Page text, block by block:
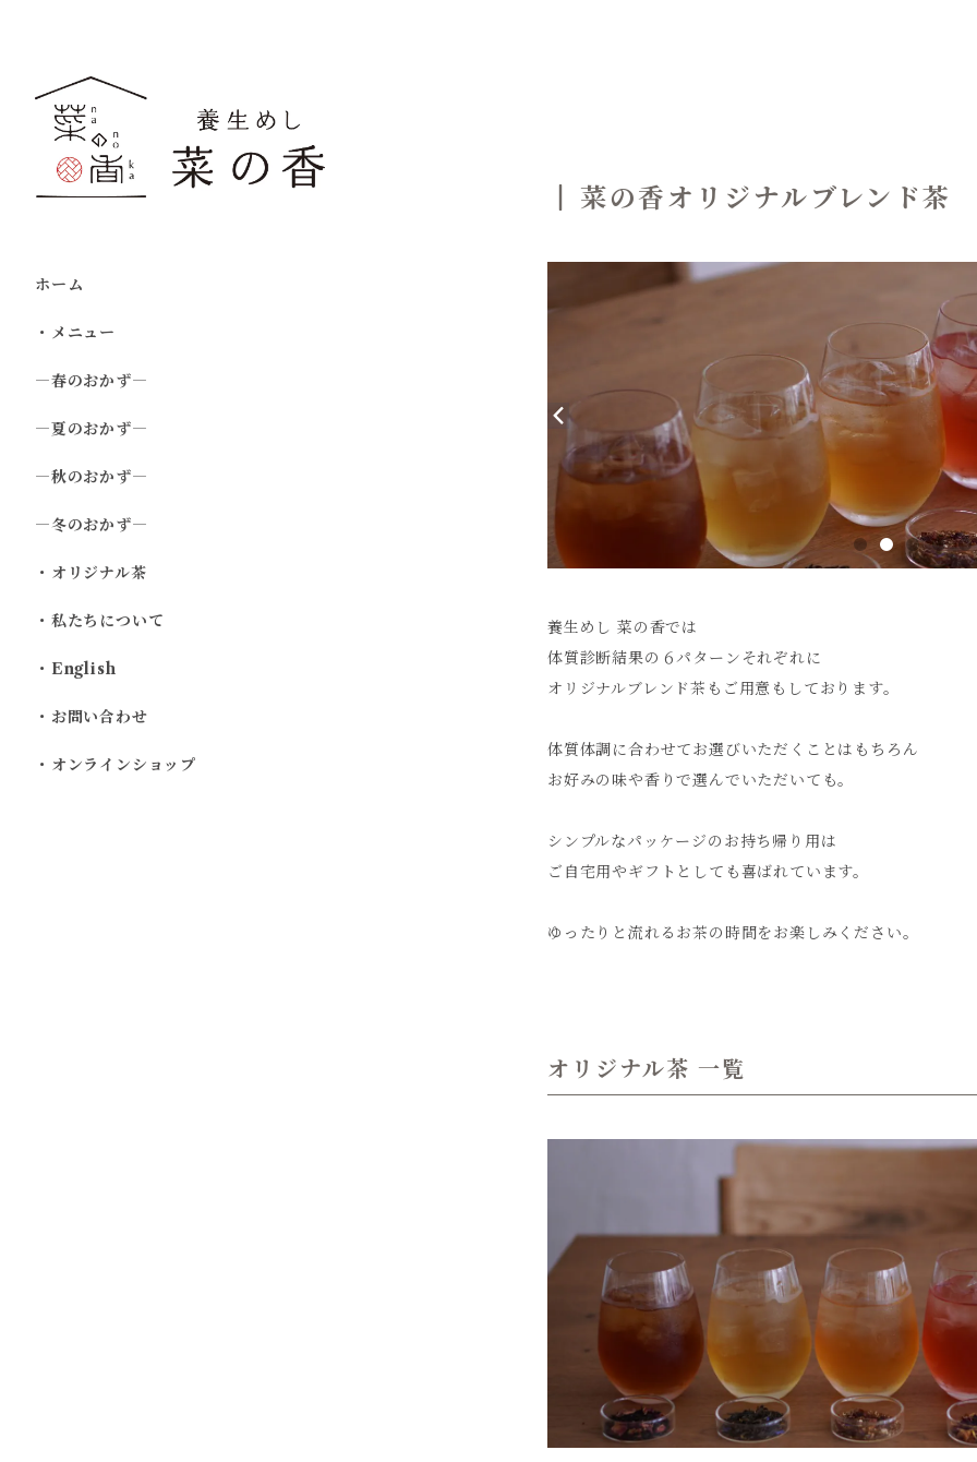
菜の香オリジナルブレンド茶
養生めし 菜の香では
体質診断結果の６パターンそれぞれに
オリジナルブレンド茶もご用意もしております。
体質体調に合わせてお選びいただくことはもちろん
お好みの味や香りで選んでいただいても。
シンプルなパッケージのお持ち帰り用は
ご自宅用やギフトとしても喜ばれています。
ゆったりと流れるお茶の時間をお楽しみください。
オリジナル茶 一覧
ホーム
・メニュー
―春のおかず―
―夏のおかず―
―秋のおかず―
―冬のおかず―
・オリジナル茶
・私たちについて
・English
・お問い合わせ
・オンラインショップ